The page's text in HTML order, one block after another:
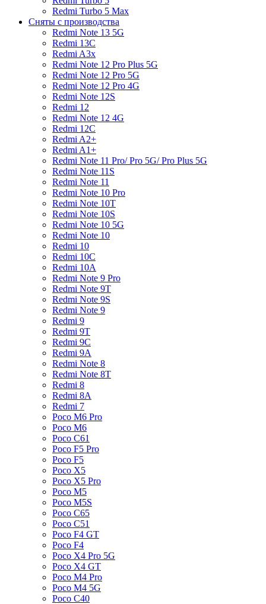
Redmi Turbo 5 Max
Сняты с производства
Redmi Note 13 5G
Redmi 13C
Redmi A3x
Redmi Note 12 Pro Plus 5G
Redmi Note 12 Pro 5G
Redmi Note 12 Pro 4G
Redmi Note 12S
Redmi 12
Redmi Note 12 4G
Redmi 12C
Redmi A2+
Redmi A1+
Redmi Note 11 Pro/ Pro 5G/ Pro Plus 5G
Redmi Note 11S
Redmi Note 11
Redmi Note 10 Pro
Redmi Note 10T
Redmi Note 10S
Redmi Note 10 5G
Redmi Note 10
Redmi 10
Redmi 10C
Redmi 10A
Redmi Note 9 Pro
Redmi Note 9T
Redmi Note 9S
Redmi Note 9
Redmi 9
Redmi 9T
Redmi 9C
Redmi 9A
Redmi Note 8
Redmi Note 8T
Redmi 8
Redmi 8A
Redmi 7
Poco M6 Pro
Poco M6
Poco C61
Poco F5 Pro
Poco F5
Poco X5
Poco X5 Pro
Poco M5
Poco M5S
Poco C65
Poco C51
Poco F4 GT
Poco F4
Poco X4 Pro 5G
Poco X4 GT
Poco M4 Pro
Poco M4 5G
Poco C40